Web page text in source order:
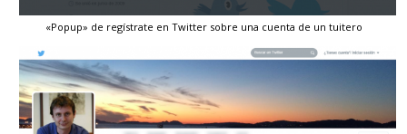
«Popup» de regístrate en Twitter sobre una cuenta de un tuitero